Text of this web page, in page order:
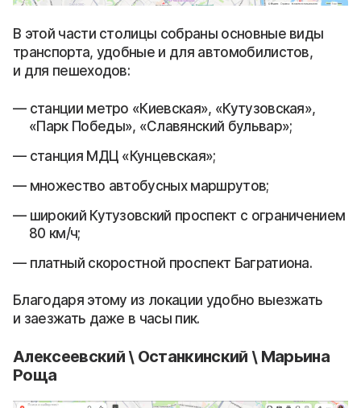
В этой части столицы собраны основные виды
транспорта, удобные и для автомобилистов,
и для пешеходов:
станции метро «Киевская», «Кутузовская»,
«Парк Победы», «Славянский бульвар»;
станция МДЦ «Кунцевская»;
множество автобусных маршрутов;
широкий Кутузовский проспект с ограничением
80 км/ч;
платный скоростной проспект Багратиона.
Благодаря этому из локации удобно выезжать
и заезжать даже в часы пик.
Алексеевский \ Останкинский \ Марьина
Роща